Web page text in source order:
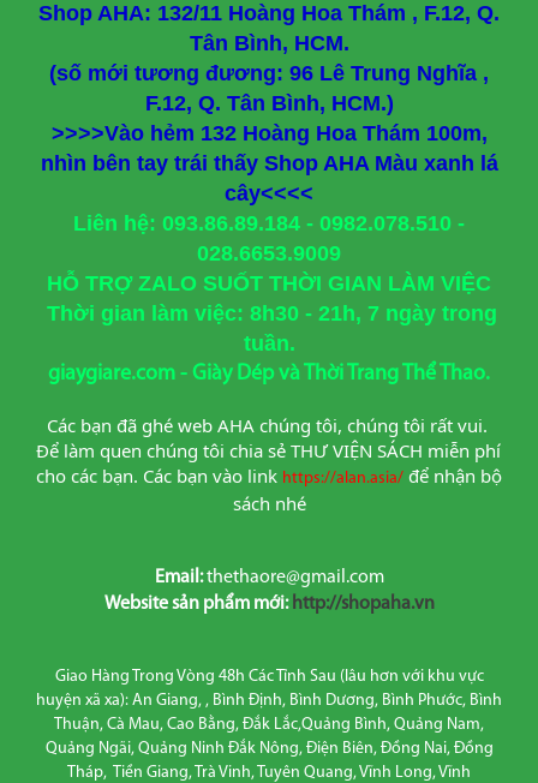
Shop AHA: 132/11 Hoàng Hoa Thám , F.12, Q.
Tân Bình, HCM.
(số mới tương đương: 96 Lê Trung Nghĩa ,
F.12, Q. Tân Bình, HCM.)
>>>>Vào hẻm 132 Hoàng Hoa Thám 100m,
nhìn bên tay trái thấy Shop AHA Màu xanh lá
cây<<<<
Liên hệ: 093.86.89.184 - 0982.078.510 -
028.6653.9009
HỖ TRỢ ZALO SUỐT THỜI GIAN LÀM VIỆC
Thời gian làm việc: 8h30 - 21h, 7 ngày trong
tuần.
giaygiare.com - Giày Dép và Thời Trang Thể Thao.
Các bạn đã ghé web AHA chúng tôi, chúng tôi rất vui.
Để làm quen chúng tôi chia sẻ THƯ VIỆN SÁCH miễn phí
cho các bạn. Các bạn vào link https://alan.asia/ để nhận bộ
sách nhé
Email:thethaore@gmail.com
Website sản phẩm mới: http://shopaha.vn
Giao Hàng Trong Vòng 48h Các Tỉnh Sau (lâu hơn với khu vực
huyện xã xa): An Giang, , Bình Định, Bình Dương, Bình Phước, Bình
Thuận, Cà Mau, Cao Bằng, Đắk Lắc,Quảng Bình, Quảng Nam,
Quảng Ngãi, Quảng Ninh Đắk Nông, Điện Biên, Đồng Nai, Đồng
Tháp, Tiền Giang, Trà Vinh, Tuyên Quang, Vĩnh Long, Vĩnh